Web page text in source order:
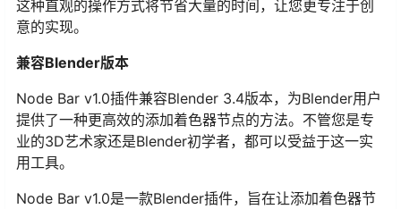
这种直观的操作方式将节省大量的时间，让您更专注于创
意的实现。
兼容Blender版本
Node Bar v1.0插件兼容Blender 3.4版本，为Blender用户
提供了一种更高效的添加着色器节点的方法。不管您是专
业的3D艺术家还是Blender初学者，都可以受益于这一实
用工具。
Node Bar v1.0是一款Blender插件，旨在让添加着色器节